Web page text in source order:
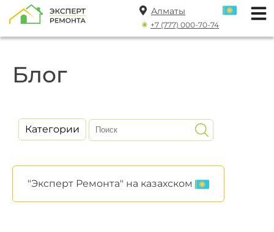
Алматы
+7 (777) 000-70-74
Блог
Категории
"Эксперт Ремонта" на казахском